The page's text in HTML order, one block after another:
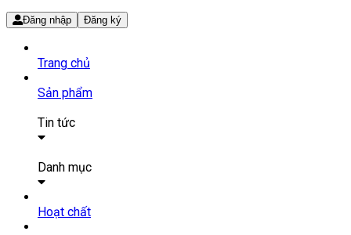
Đăng nhập Đăng ký
Trang chủ
Sản phẩm
Tin tức
Tin tức
Danh mục
SẢN PHẨM THUỐC
Hoạt chất